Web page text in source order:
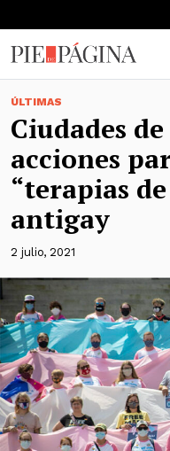
ÚLTIMAS
Ciudades
acciones
“terapias
antigay
2 julio, 2021